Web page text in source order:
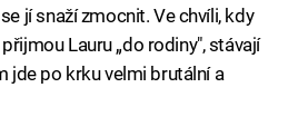
jí snaží zmocnit. Ve chvíli, kdy
Lauru „do rodiny", stávají
jde po krku velmi brutální a